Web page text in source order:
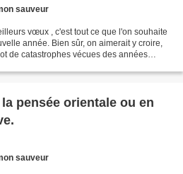
sauveur
vœux , c'est tout ce que l'on souhaite
année. Bien sûr, on aimerait y croire,
de catastrophes vécues des années
pensée orientale ou en
sauveur